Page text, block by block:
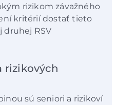
rizikom závažného
kritérií dostať tieto
druhej RSV
rizikových
sú seniori a rizikoví